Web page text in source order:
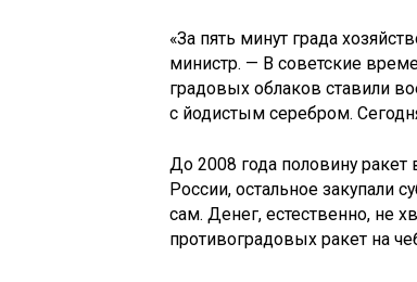
«За пять минут града
министр. — В советские
градовых облаков ставили
с йодистым серебром.
До 2008 года половину ракет
России, остальное закупали
сам. Денег, естественно, не
противоградовых ракет на